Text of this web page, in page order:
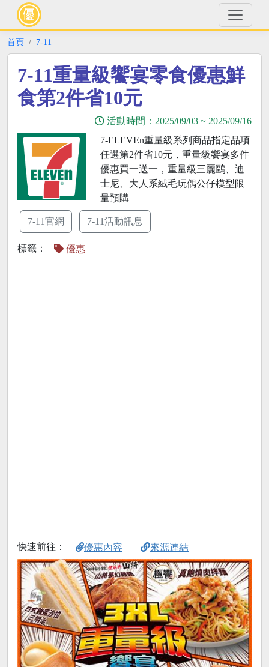
首頁 7-11
7-11重量級饗宴零食優惠鮮
食第2件省10元
活動時間： 2025/09/03 ~ 2025/09/16
7-ELEVEn重量級系列商品指定品項
任選第2件省10元，重量級饗宴多件
優惠買一送一，重量級三麗鷗、迪
士尼、大人系絨毛玩偶公仔模型限
量預購
7-11官網 7-11活動訊息
標籤： 優惠
快速前往： 優惠內容 來源連結